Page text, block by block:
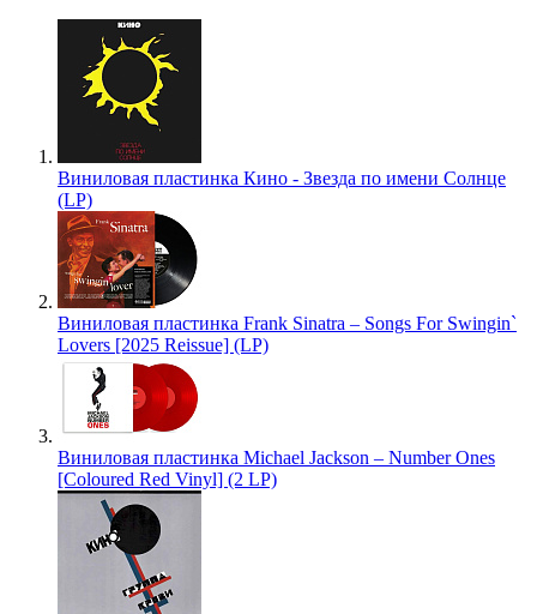
Виниловая пластинка Кино - Звезда по имени Солнце
(LP)
Виниловая пластинка Frank Sinatra – Songs For Swingin`
Lovers [2025 Reissue] (LP)
Виниловая пластинка Michael Jackson – Number Ones
[Coloured Red Vinyl] (2 LP)